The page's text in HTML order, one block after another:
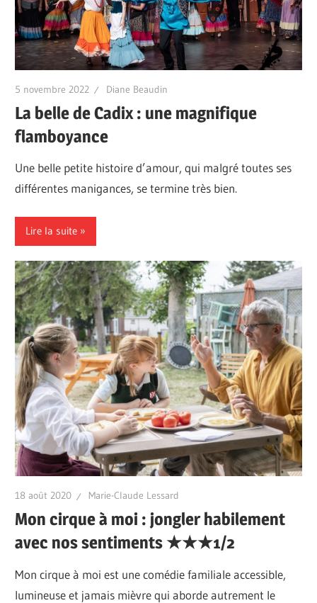
5 novembre 2022 Diane Beaudin
La belle de Cadix : une magnifique
flamboyance
Une belle petite histoire d’amour, qui malgré toutes ses
différentes manigances, se termine très bien.
Lire la suite
18 août 2020 Marie-Claude Lessard
Mon cirque à moi : jongler habilement
avec nos sentiments ★★★1/2
Mon cirque à moi est une comédie familiale accessible,
lumineuse et jamais mièvre qui aborde autrement le